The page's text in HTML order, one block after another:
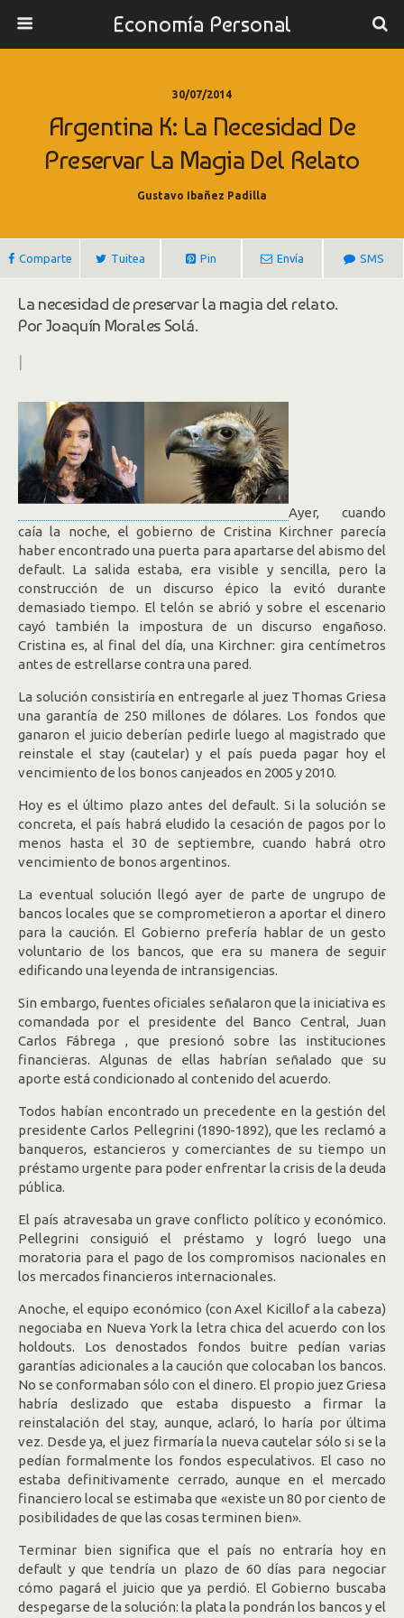
Economía Personal
30/07/2014
Argentina K: La Necesidad De
Preservar La Magia Del Relato
Gustavo Ibañez Padilla
Comparte Tuitea Pin Envía SMS
La necesidad de preservar la magia del relato.
Por Joaquín Morales Solá.
Ayer, cuando
caía la noche, el gobierno de Cristina Kirchner parecía
haber encontrado una puerta para apartarse del abismo del
default. La salida estaba, era visible y sencilla, pero la
construcción de un discurso épico la evitó durante
demasiado tiempo. El telón se abrió y sobre el escenario
cayó también la impostura de un discurso engañoso.
Cristina es, al final del día, una Kirchner: gira centímetros
antes de estrellarse contra una pared.
La solución consistiría en entregarle al juez Thomas Griesa
una garantía de 250 millones de dólares. Los fondos que
ganaron el juicio deberían pedirle luego al magistrado que
reinstale el stay (cautelar) y el país pueda pagar hoy el
vencimiento de los bonos canjeados en 2005 y 2010.
Hoy es el último plazo antes del default. Si la solución se
concreta, el país habrá eludido la cesación de pagos por lo
menos hasta el 30 de septiembre, cuando habrá otro
vencimiento de bonos argentinos.
La eventual solución llegó ayer de parte de ungrupo de
bancos locales que se comprometieron a aportar el dinero
para la caución. El Gobierno prefería hablar de un gesto
voluntario de los bancos, que era su manera de seguir
edificando una leyenda de intransigencias.
Sin embargo, fuentes oficiales señalaron que la iniciativa es
comandada por el presidente del Banco Central, Juan
Carlos Fábrega , que presionó sobre las instituciones
financieras. Algunas de ellas habrían señalado que su
aporte está condicionado al contenido del acuerdo.
Todos habían encontrado un precedente en la gestión del
presidente Carlos Pellegrini (1890-1892), que les reclamó a
banqueros, estancieros y comerciantes de su tiempo un
préstamo urgente para poder enfrentar la crisis de la deuda
pública.
El país atravesaba un grave conflicto político y económico.
Pellegrini consiguió el préstamo y logró luego una
moratoria para el pago de los compromisos nacionales en
los mercados financieros internacionales.
Anoche, el equipo económico (con Axel Kicillof a la cabeza)
negociaba en Nueva York la letra chica del acuerdo con los
holdouts. Los denostados fondos buitre pedían varias
garantías adicionales a la caución que colocaban los bancos.
No se conformaban sólo con el dinero. El propio juez Griesa
habría deslizado que estaba dispuesto a firmar la
reinstalación del stay, aunque, aclaró, lo haría por última
vez. Desde ya, el juez firmaría la nueva cautelar sólo si se la
pedían formalmente los fondos especulativos. El caso no
estaba definitivamente cerrado, aunque en el mercado
financiero local se estimaba que «existe un 80 por ciento de
posibilidades de que las cosas terminen bien».
Terminar bien significa que el país no entraría hoy en
default y que tendría un plazo de 60 días para negociar
cómo pagará el juicio que ya perdió. El Gobierno buscaba
despegarse de la solución: la plata la pondrán los bancos y el